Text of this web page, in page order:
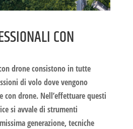
CON
droneconsistono in tutte
di volo dove vengono
con drone. Nell’effettuare questi
si avvale di strumenti
generazione, tecniche